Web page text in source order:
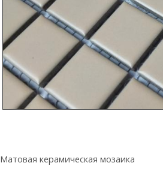
Матовая керамическая мозаика